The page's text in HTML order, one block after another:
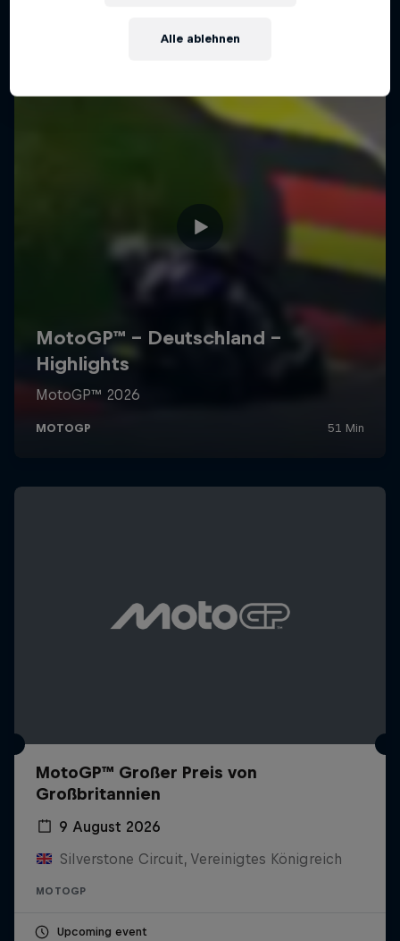
MotoGP™ Großer Preis von
Großbritannien
9 August 2026
Silverstone Circuit, Vereinigtes Königreich
MOTOGP
Upcoming event
Alle ablehnen